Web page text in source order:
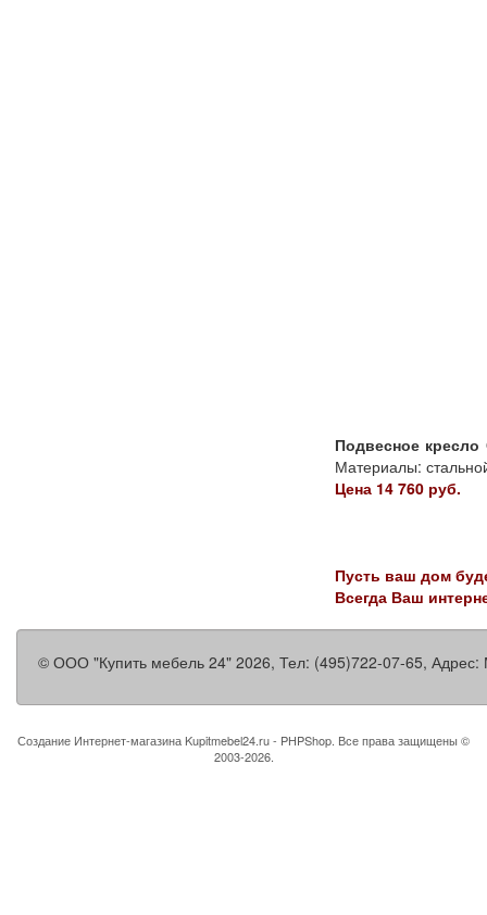
Подвесное кресло
Материалы:
Цена 14 760 руб.
Пусть ваш дом
Всегда Ваш
© ООО "Купить мебель 24" 2026, Тел: (495)722-07-65, Адрес:
Создание Интернет-магазина Kupitmebel24.ru - PHPShop. Все права защищены ©
2003-2026.